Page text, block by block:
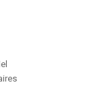
sur